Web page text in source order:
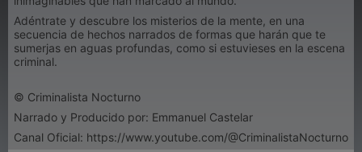
Adéntrate y descubre los misterios de la mente, en una
secuencia de hechos narrados de formas que harán que te
sumerjas en aguas profundas, como si estuvieses en la escena
criminal.
© Criminalista Nocturno
Narrado y Producido por: Emmanuel Castelar
Canal Oficial: https://www.youtube.com/@CriminalistaNocturno